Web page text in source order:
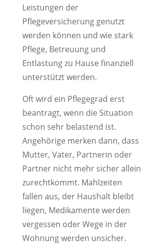
Leistungen der
Pflegeversicherung genutzt
werden können und wie stark
Pflege, Betreuung und
Entlastung zu Hause finanziell
unterstützt werden.
Oft wird ein Pflegegrad erst
beantragt, wenn die Situation
schon sehr belastend ist.
Angehörige merken dann, dass
Mutter, Vater, Partnerin oder
Partner nicht mehr sicher allein
zurechtkommt. Mahlzeiten
fallen aus, der Haushalt bleibt
liegen, Medikamente werden
vergessen oder Wege in der
Wohnung werden unsicher.